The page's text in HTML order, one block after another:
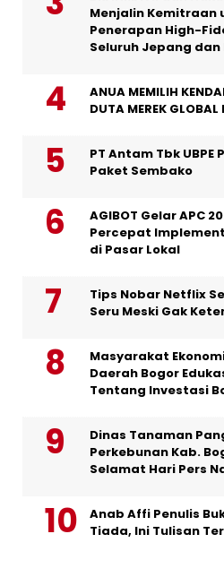
Menjalin Kemitraan
Penerapan High-
Seluruh Jepang
ANUA MEMILIH
DUTA MEREK GLOBAL
PT Antam Tbk UBPE
Paket Sembako
AGIBOT Gelar APC
Percepat
di Pasar Lokal
Tips Nobar Netflix
Seru Meski Gak
Masyarakat
Daerah Bogor
Tentang Investasi
Dinas Tanaman
Perkebunan Kab.
Selamat Hari Pers
Anab Affi Penulis
Tiada, Ini Tulisan